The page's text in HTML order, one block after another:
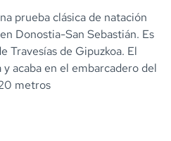
prueba clásica de natación
Donostia-San Sebastián. Es
Travesías de Gipuzkoa. El
acaba en el embarcadero del
metros